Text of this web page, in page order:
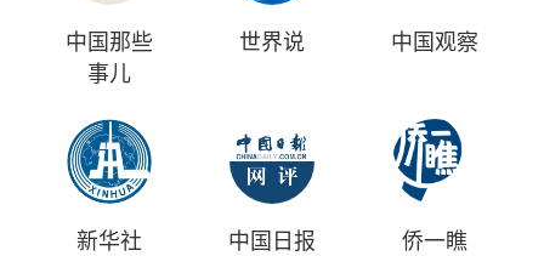
中国那些
事儿
世界说 中国观察
新华社
中国日报
侨一瞧